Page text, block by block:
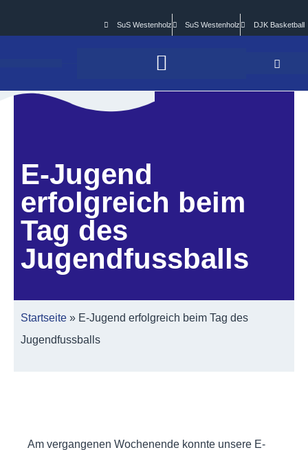
SuS Westenholz SuS Westenholz DJK Basketball
E-Jugend
erfolgreich beim
Tag des
Jugendfussballs
Startseite » E-Jugend erfolgreich beim Tag des
Jugendfussballs
Am vergangenen Wochenende konnte unsere E-